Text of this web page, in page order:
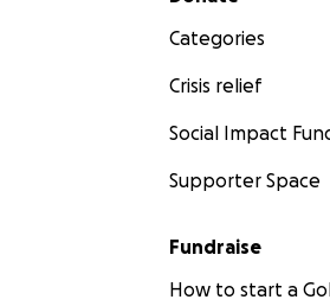
Categories
Crisis relief
Social Impact
Supporter Space
Fundraise
How to start a